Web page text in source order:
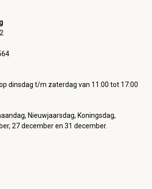
dinsdag t/m zaterdag van 11:00 tot 17:00
Nieuwjaarsdag, Koningsdag,
27 december en 31 december.